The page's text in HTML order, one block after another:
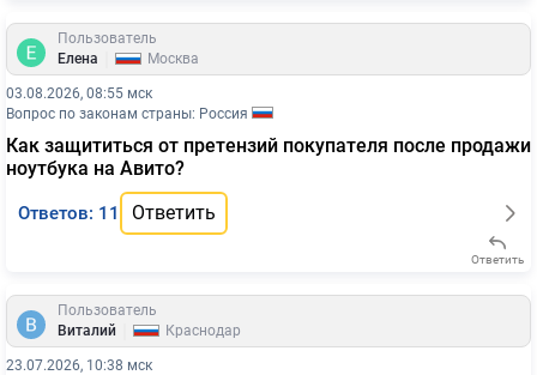
Пользователь
Елена
Москва
03.08.2026, 08:55 мск
Вопрос по законам страны: Россия
Как защититься от претензий покупателя после продажи
ноутбука на Авито?
Ответов: 11 Ответить
Ответить
Пользователь
Виталий
Краснодар
23.07.2026, 10:38 мск